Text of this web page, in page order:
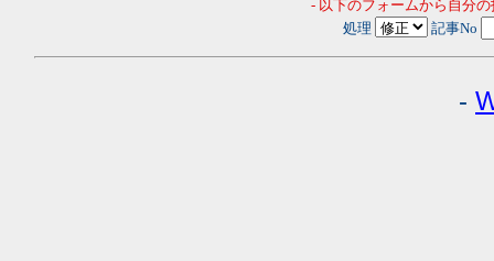
- 以下のフォームから自分
処理
記事No
-